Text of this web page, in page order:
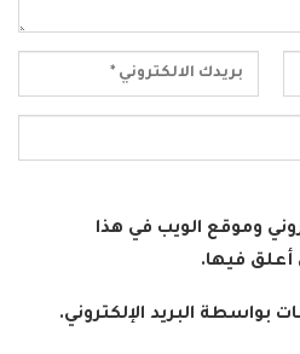
وموقع الويب في هذا
أعلق فيها.
بواسطة البريد الإلكتروني.